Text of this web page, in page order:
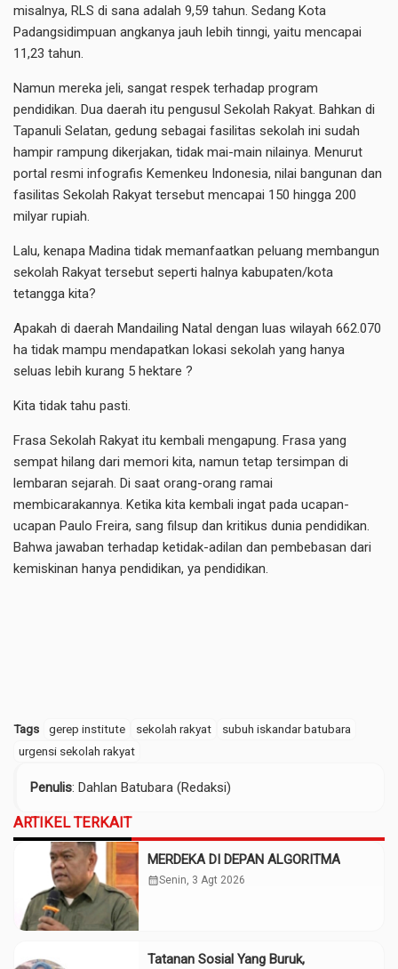
misalnya, RLS di sana adalah 9,59 tahun. Sedang Kota
Padangsidimpuan angkanya jauh lebih tinngi, yaitu mencapai
11,23 tahun.
Namun mereka jeli, sangat respek terhadap program
pendidikan. Dua daerah itu pengusul Sekolah Rakyat. Bahkan di
Tapanuli Selatan, gedung sebagai fasilitas sekolah ini sudah
hampir rampung dikerjakan, tidak mai-main nilainya. Menurut
portal resmi infografis Kemenkeu Indonesia, nilai bangunan dan
fasilitas Sekolah Rakyat tersebut mencapai 150 hingga 200
milyar rupiah.
Lalu, kenapa Madina tidak memanfaatkan peluang membangun
sekolah Rakyat tersebut seperti halnya kabupaten/kota
tetangga kita?
Apakah di daerah Mandailing Natal dengan luas wilayah 662.070
ha tidak mampu mendapatkan lokasi sekolah yang hanya
seluas lebih kurang 5 hektare ?
Kita tidak tahu pasti.
Frasa Sekolah Rakyat itu kembali mengapung. Frasa yang
sempat hilang dari memori kita, namun tetap tersimpan di
lembaran sejarah. Di saat orang-orang ramai
membicarakannya. Ketika kita kembali ingat pada ucapan-
ucapan Paulo Freira, sang filsup dan kritikus dunia pendidikan.
Bahwa jawaban terhadap ketidak-adilan dan pembebasan dari
kemiskinan hanya pendidikan, ya pendidikan.
Tags gerep institute sekolah rakyat
subuh iskandar batubara
urgensi sekolah rakyat
Penulis: Dahlan Batubara (Redaksi)
ARTIKEL TERKAIT
MERDEKA DI DEPAN ALGORITMA
calendar_monthSenin, 3 Agt 2026
Tatanan Sosial Yang Buruk,